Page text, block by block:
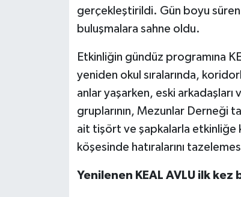
gerçekleştirildi. Gün boyu
buluşmalara sahne oldu.
Etkinliğin gündüz programına
yeniden okul sıralarında,
anlar yaşarken, eski
gruplarının, Mezunlar Derneği
ait tişört ve şapkalarla etkinliğe
köşesinde hatıralarını
Yenilenen KEAL AVLU ilk kez